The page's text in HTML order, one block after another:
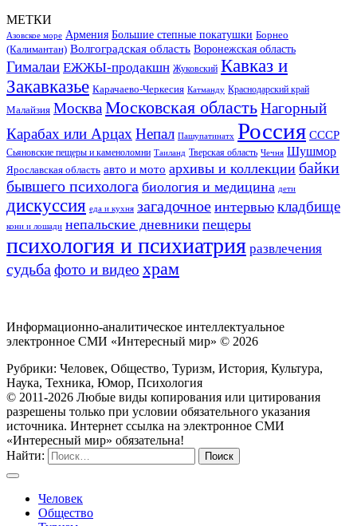
МЕТКИ
Азовское море Армения Большие степные покатушки Борнео
(Калимантан) Волгоградская область Воронежская область
Гималаи ЕЖЖЫ-продакшн Жуковский Кавказ и
Закавказье Карачаево-Черкесия Катманду Краснодарский край
Малайзия МоскваМосковская областьНагорный
Карабах или Арцах Непал Пашупатинатх Россия СССР
Сьяновские пещеры и каменоломни Таиланд Тверская область Чечня Шушмор
Ярославская область авто и мото архивы и коллекции байки
бывшего психолога биология и медицина дети
дискуссия еда и кухня загадочное интервью кладбище
кони и лошади непальские дневники пещеры
психология и психиатрия развлечения
судьба фото и видео храм
Информационно-аналитическое интеллектуальное
электронное СМИ «Интересный мир» © 2026
Рубрики: Человек, Общество, Туризм, История, Культура,
Наука, Техника, Юмор, Психология
© 2011-2026 Любые виды копирования или цитирования
разрешены только при условии обязательного указания
источника. Интернет ссылка на электронное СМИ
«Интересный мир» обязательна!
Найти:
Человек
Общество